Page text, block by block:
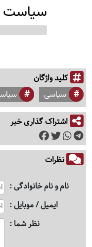
سیاست
کلید واژگان
سیاسی
اشتراک گذاری خبر
نظرات
نام و نام خانوادگی
ایمیل / موبایل
نظر شما